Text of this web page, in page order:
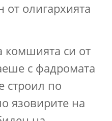
от олигархията
си от
с фадромата
строил по
язовирите на